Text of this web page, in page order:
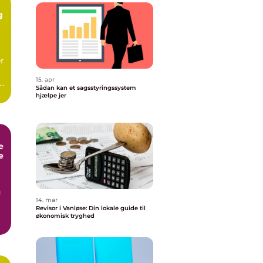
15. apr
Sådan kan et sagsstyringssystem
hjælpe jer
14. mar
Revisor i Vanløse: Din lokale guide til
økonomisk tryghed